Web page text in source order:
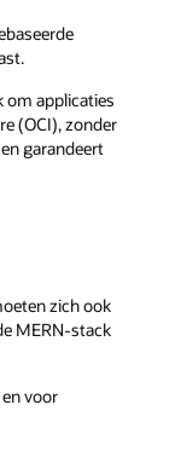
om applicaties
(OCI), zonder
garandeert
zich ook
MERN-stack
voor